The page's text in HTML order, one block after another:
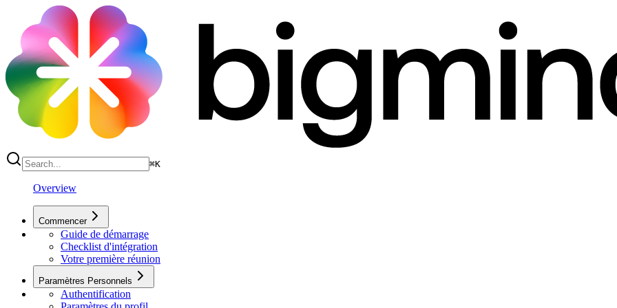
⌘K
Overview
Commencer
Guide de démarrage
Checklist d'intégration
Votre première réunion
Paramètres Personnels
Authentification